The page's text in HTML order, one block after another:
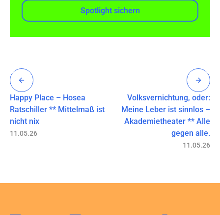
Spotlight sichern
Happy Place – Hosea
Ratschiller ** Mittelmaß ist
nicht nix
11.05.26
Volksvernichtung, oder:
Meine Leber ist sinnlos –
Akademietheater ** Alle
gegen alle.
11.05.26